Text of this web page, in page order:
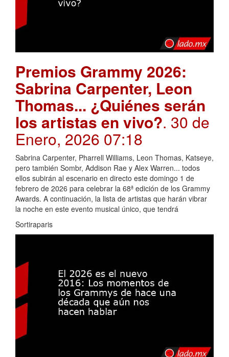
Premios Grammy 2026:
Sabrina Carpenter, Leon
Thomas... ¿Quiénes serán
los artistas en vivo?. 30 de
Enero, 2026 07:18
Sabrina Carpenter, Pharrell Williams, Leon Thomas, Katseye,
pero también Sombr, Addison Rae y Alex Warren... todos
ellos subirán al escenario en directo este domingo 1 de
febrero de 2026 para celebrar la 68ª edición de los Grammy
Awards. A continuación, la lista de artistas que harán vibrar
la noche en este evento musical único, que tendrá
Sortiraparis